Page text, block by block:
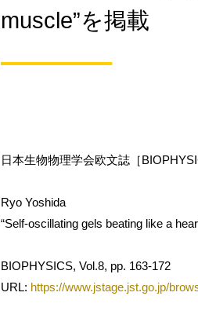
muscle”を掲載
日本生物物理学会欧文誌［
Ryo Yoshida
“Self-oscillating gels beating like a
BIOPHYSICS, Vol.8, pp. 163-172
URL: https://www.jstage.jst.go.jp/